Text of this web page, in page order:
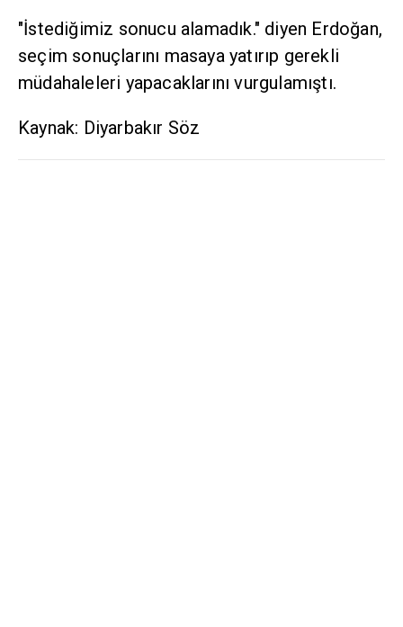
"İstediğimiz sonucu alamadık." diyen Erdoğan,
seçim sonuçlarını masaya yatırıp gerekli
müdahaleleri yapacaklarını vurgulamıştı.
Kaynak: Diyarbakır Söz